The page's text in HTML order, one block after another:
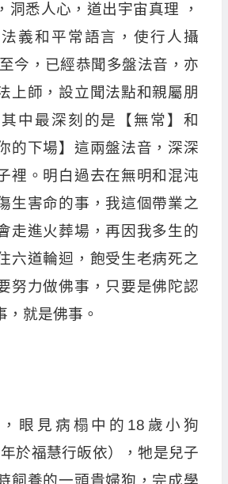
洞悉人心，道出宇宙真理 ，
義和平常語言，使行人攝
今，已經恭聞多盤法音，亦
上師，設立聞法點和親屬朋
中最深刻的是【無常】和
的下場】這兩盤法音，深深
裡。明白過去在無明和混沌
生害命的事，我這個帶業之
走進火葬場，再因我多生的
六道輪迴，飽受生老病死之
努力做佛事，只要是佛陀認
，就是佛事。
眼見病榻中的18歲小狗
於福慧行皈依），牠是兒子
飼養的一頭貴婦狗，完成學